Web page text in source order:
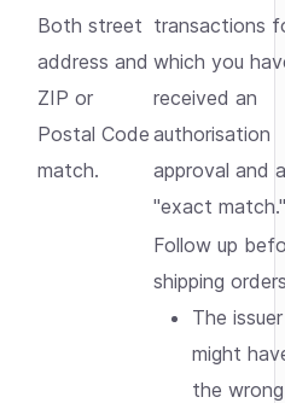
Both street
address and
ZIP or
Postal Code
match.
transactions
which you
received an
authorisation
approval and
"exact
Follow up
shipping
The issuer
might
the wrong